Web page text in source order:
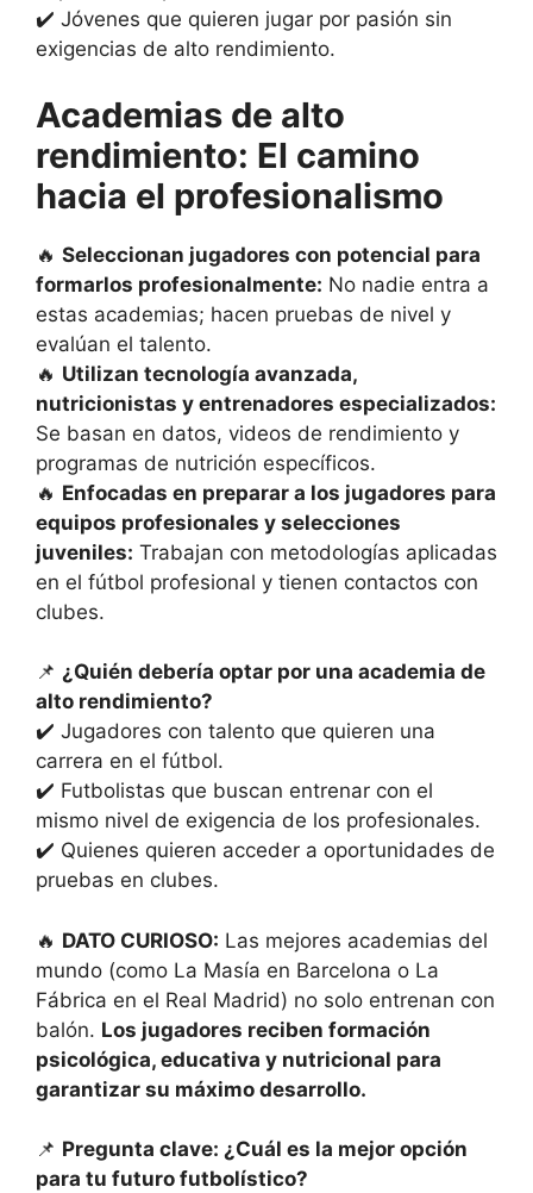
✔️ Jóvenes que quieren jugar por pasión sin
exigencias de alto rendimiento.
Academias de alto
rendimiento: El camino
hacia el profesionalismo
🔥 Seleccionan jugadores con potencial para
formarlos profesionalmente: No nadie entra a
estas academias; hacen pruebas de nivel y
evalúan el talento.
🔥 Utilizan tecnología avanzada,
nutricionistas y entrenadores especializados:
Se basan en datos, videos de rendimiento y
programas de nutrición específicos.
🔥 Enfocadas en preparar a los jugadores para
equipos profesionales y selecciones
juveniles: Trabajan con metodologías aplicadas
en el fútbol profesional y tienen contactos con
clubes.
📌 ¿Quién debería optar por una academia de
alto rendimiento?
✔️ Jugadores con talento que quieren una
carrera en el fútbol.
✔️ Futbolistas que buscan entrenar con el
mismo nivel de exigencia de los profesionales.
✔️ Quienes quieren acceder a oportunidades de
pruebas en clubes.
🔥 DATO CURIOSO: Las mejores academias del
mundo (como La Masía en Barcelona o La
Fábrica en el Real Madrid) no solo entrenan con
balón. Los jugadores reciben formación
psicológica, educativa y nutricional para
garantizar su máximo desarrollo.
📌 Pregunta clave: ¿Cuál es la mejor opción
para tu futuro futbolístico?